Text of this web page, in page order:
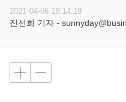
2021-04-06 18:14:19
진선희 기자 -